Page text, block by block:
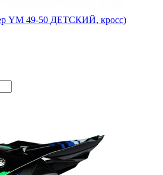
YM 49-50 ДЕТСКИЙ, кросс)